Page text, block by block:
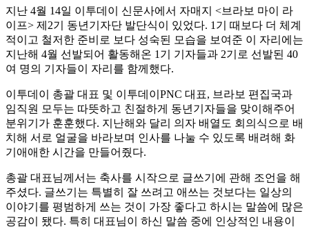
지난 4월 14일 이투데이 신문사에서 자매지 <브라보 마이 라
이프> 제2기 동년기자단 발단식이 있었다. 1기 때보다 더 체계
적이고 철저한 준비로 보다 성숙된 모습을 보여준 이 자리에는
지난해 4월 선발되어 활동해온 1기 기자들과 2기로 선발된 40
여 명의 기자들이 자리를 함께했다.
이투데이 총괄 대표 및 이투데이PNC 대표, 브라보 편집국과
임직원 모두는 따뜻하고 친절하게 동년기자들을 맞이해주어
분위기가 훈훈했다. 지난해와 달리 의자 배열도 회의식으로 배
치해 서로 얼굴을 바라보며 인사를 나눌 수 있도록 배려해 화
기애애한 시간을 만들어줬다.
총괄 대표님께서는 축사를 시작으로 글쓰기에 관해 조언을 해
주셨다. 글쓰기는 특별히 잘 쓰려고 애쓰는 것보다는 일상의
이야기를 평범하게 쓰는 것이 가장 좋다고 하시는 말씀에 많은
공감이 됐다. 특히 대표님이 하신 말씀 중에 인상적인 내용이